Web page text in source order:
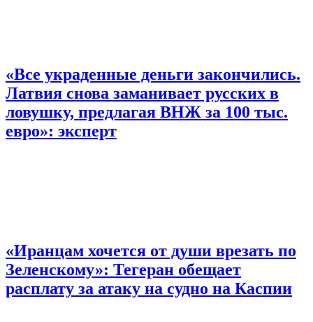
«Все украденные деньги закончились.
Латвия снова заманивает русских в
ловушку, предлагая ВНЖ за 100 тыс.
евро»: эксперт
«Иранцам хочется от души врезать по
Зеленскому»: Тегеран обещает
расплату за атаку на судно на Каспии